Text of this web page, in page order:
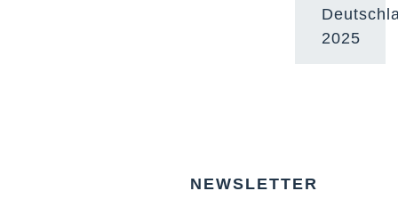
2025
NEWSLETTER